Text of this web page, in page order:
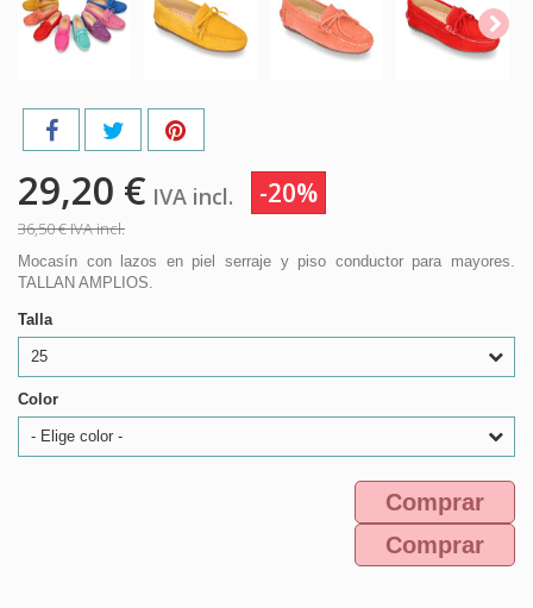
29,20 € IVA incl. -20%
36,50 €IVA incl.
Mocasín con lazos en piel serraje y piso conductor para mayores.
TALLAN AMPLIOS.
Talla
25
Color
- Elige color -
Comprar
Comprar